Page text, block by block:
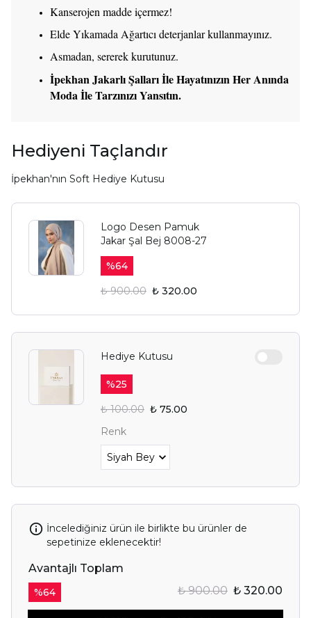
Kanserojen madde içermez!
Elde Yıkamada Ağartıcı deterjanlar kullanmayınız.
Asmadan, sererek kurutunuz.
İpekhan Jakarlı Şalları İle Hayatınızın Her Anında
Moda İle Tarzınızı Yansıtın.
Hediyeni Taçlandır
İpekhan'nın Soft Hediye Kutusu
Logo Desen Pamuk
Jakar Şal Bej 8008-27
%64
₺ 900.00 ₺ 320.00
Hediye Kutusu
%25
₺ 100.00 ₺ 75.00
Renk
İncelediğiniz ürün ile birlikte bu ürünler de
sepetinize eklenecektir!
Avantajlı Toplam
%64 ₺ 900.00 ₺ 320.00